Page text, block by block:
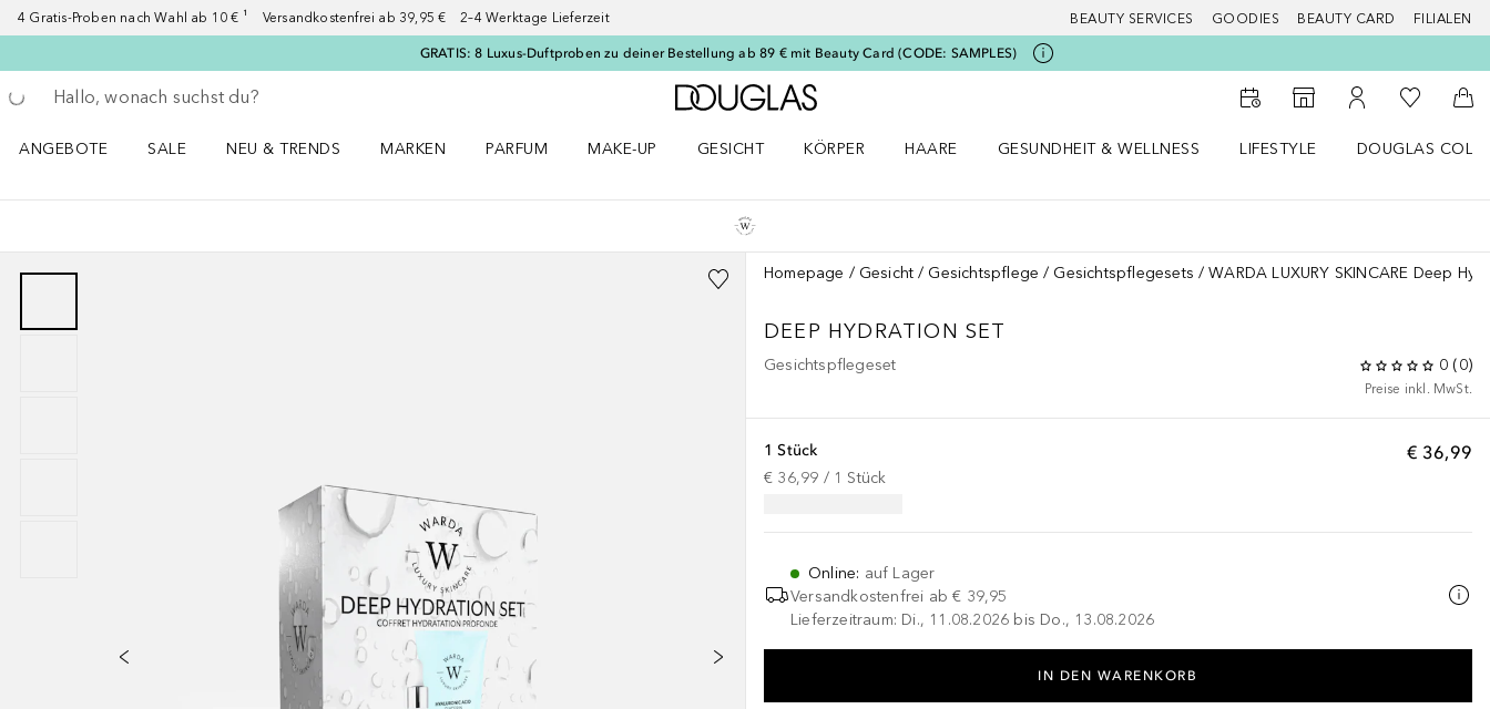
4 Gratis-Proben nach Wahl ab 10 € ¹ Versandkostenfrei ab 39,95 € 2–4 Werktage Lieferzeit BEAUTY SERVICES GOODIES BEAUTY CARD FILIALEN
GRATIS: 8 Luxus-Duftproben zu deiner Bestellung ab 89 € mit Beauty Card (CODE: SAMPLES)
Gehe zurück
Suche ausführen
Zur Douglas Startseite
Zum Storefinder
Zu Meinem
Zu Meiner
ANGEBOTE
SALE
NEU & TRENDS
MARKEN
PARFUM
MAKE-UP
GESICHT
KÖRPER
HAARE
GESUNDHEIT & WELLNESS
LIFESTYLE
DOUGLAS
Homepage Gesicht Gesichtspflege Gesichtspflegesets WARDA LUXURY SKINCARE Deep
DEEP HYDRATION SET
Gesichtspflegeset 0 (0)
Preise inkl. MwSt.
€ 36,99
1 Stück
€ 36,99 / 1 Stück
Online: auf Lager
Versandkostenfrei ab € 39,95
Lieferzeitraum: Di., 11.08.2026 bis Do., 13.08.2026
IN DEN WARENKORB